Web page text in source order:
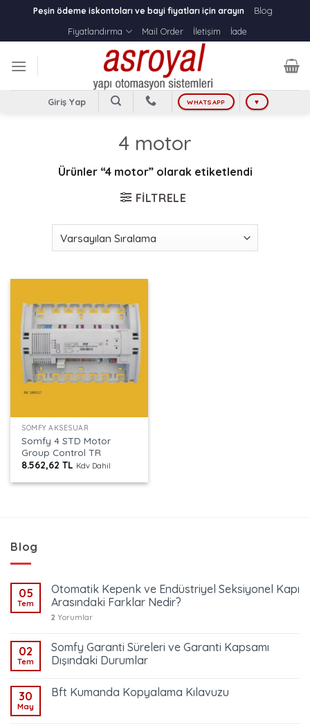
content
Peşin ödeme iskontoları ve bayi fiyatları için arayın
Blog
Fiyatlandırma
Mail Order İletişim İade
Giriş Yap WHATSAPP ♥
4 motor
Ürünler “4 motor” olarak etiketlendi
FILTRELE
SOMFY AKSESUAR
Somfy 4 STD Motor
Group Control TR
8.562,62TL Kdv Dahil
Blog
05
Tem
Otomatik Kepenk ve Endüstriyel Seksiyonel Kapı
Arasındaki Farklar Nedir?
2 Yorumlar
02
Tem
Somfy Garanti Süreleri ve Garanti Kapsamı
Dışındaki Durumlar
30
May
Bft Kumanda Kopyalama Kılavuzu